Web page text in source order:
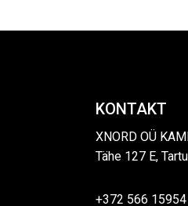
KONTAKT
XNORD OÜ
Tähe 127 E, Tartu
+372 566 15954